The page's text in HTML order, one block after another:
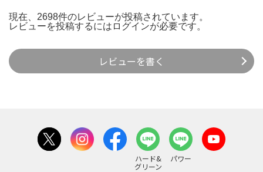
現在、2698件のレビューが投稿されています。
レビューを投稿するには ログインが必要です。
レビューを書く
ハード&
グリーン
パワー